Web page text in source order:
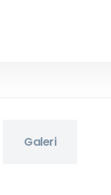
Galeri